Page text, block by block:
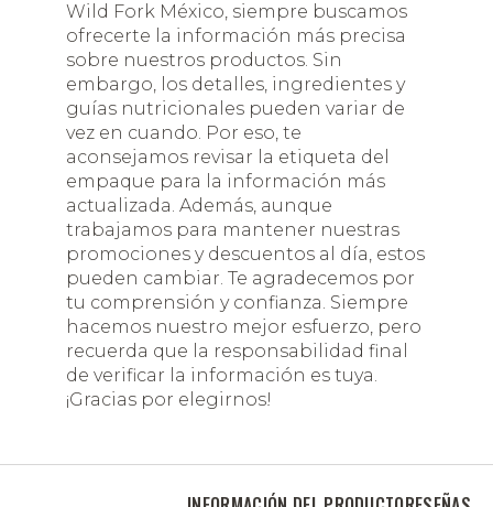
Wild Fork México, siempre buscamos
ofrecerte la información más precisa
sobre nuestros productos. Sin
embargo, los detalles, ingredientes y
guías nutricionales pueden variar de
vez en cuando. Por eso, te
aconsejamos revisar la etiqueta del
empaque para la información más
actualizada. Además, aunque
trabajamos para mantener nuestras
promociones y descuentos al día, estos
pueden cambiar. Te agradecemos por
tu comprensión y confianza. Siempre
hacemos nuestro mejor esfuerzo, pero
recuerda que la responsabilidad final
de verificar la información es tuya.
¡Gracias por elegirnos!